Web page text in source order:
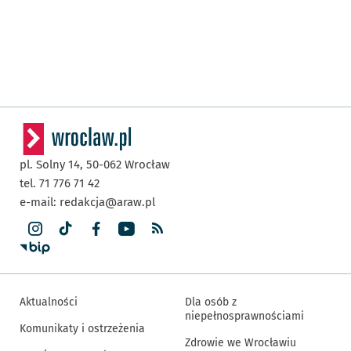
pl. Solny 14, 50-062 Wrocław
tel. 71 776 71 42
e-mail: redakcja@araw.pl
Aktualności
Komunikaty i ostrzeżenia
Dla osób z
niepełnosprawnościami
Zdrowie we Wrocławiu